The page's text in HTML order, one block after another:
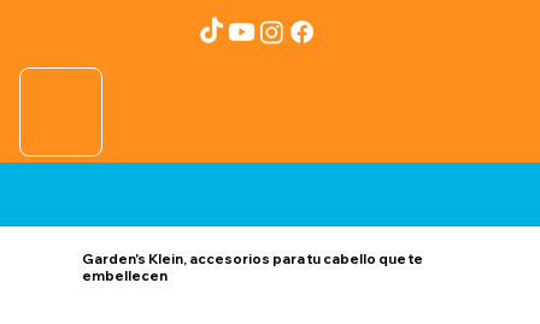
Garden's Klein, accesorios para tu cabello que te
embellecen